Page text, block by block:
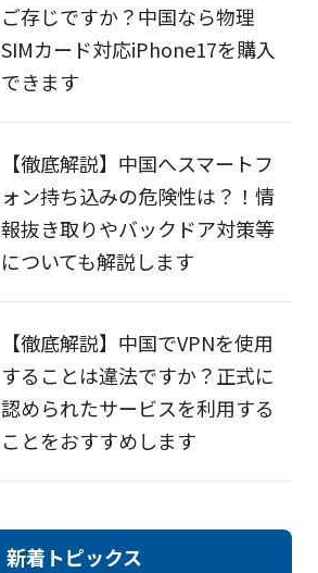
ご存じですか？中国なら物理
SIMカード対応iPhone17を購入
できます
【徹底解説】中国へスマートフ
ォン持ち込みの危険性は？！情
報抜き取りやバックドア対策等
についても解説します
【徹底解説】中国でVPNを使用
することは違法ですか？正式に
認められたサービスを利用する
ことをおすすめします
新着トピックス